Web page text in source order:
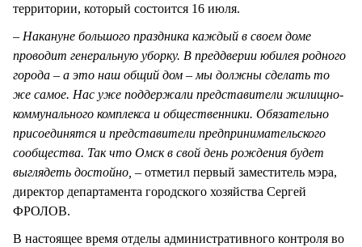
территории, который состоится 16 июля.
– Накануне большого праздника каждый в своем доме
проводит генеральную уборку. В преддверии юбилея родного
города – а это наш общий дом – мы должны сделать то
же самое. Нас уже поддержали представители жилищно-
коммунального комплекса и общественники. Обязательно
присоединятся и представители предпринимательского
сообщества. Так что Омск в свой день рождения будет
выглядеть достойно, – отметил первый заместитель мэра,
директор департамента городского хозяйства Сергей
ФРОЛОВ.
В настоящее время отделы административного контроля во